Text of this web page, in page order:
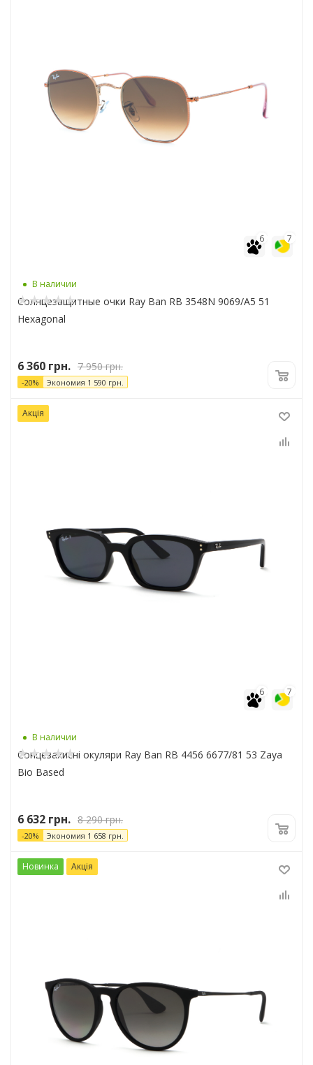
7
6
В наличии
Солнцезащитные очки Ray Ban RB 3548N 9069/A5 51
Hexagonal
6 360 грн. 7 950грн.
-20% Экономия 1 590 грн.
Акція
7
6
В наличии
Сонцезахисні окуляри Ray Ban RB 4456 6677/81 53 Zaya
Bio Based
6 632 грн. 8 290грн.
-20% Экономия 1 658 грн.
Новинка Акція